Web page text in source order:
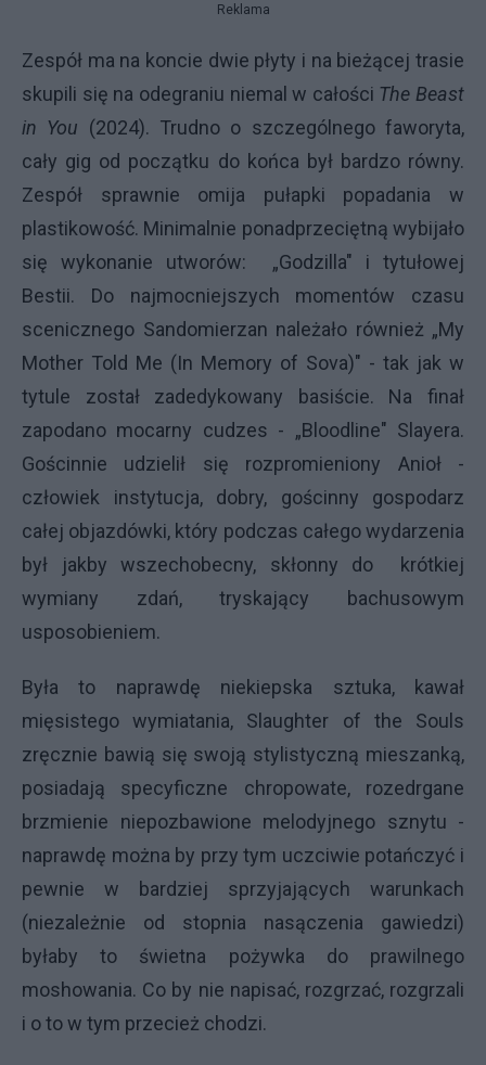
Reklama
Zespół ma na koncie dwie płyty i na bieżącej trasie
skupili się na odegraniu niemal w całości The Beast
in You (2024). Trudno o szczególnego faworyta,
cały gig od początku do końca był bardzo równy.
Zespół sprawnie omija pułapki popadania w
plastikowość. Minimalnie ponadprzeciętną wybijało
się wykonanie utworów: „Godzilla" i tytułowej
Bestii. Do najmocniejszych momentów czasu
scenicznego Sandomierzan należało również „My
Mother Told Me (In Memory of Sova)" - tak jak w
tytule został zadedykowany basiście. Na finał
zapodano mocarny cudzes - „Bloodline" Slayera.
Gościnnie udzielił się rozpromieniony Anioł -
człowiek instytucja, dobry, gościnny gospodarz
całej objazdówki, który podczas całego wydarzenia
był jakby wszechobecny, skłonny do krótkiej
wymiany zdań, tryskający bachusowym
usposobieniem.
Była to naprawdę niekiepska sztuka, kawał
mięsistego wymiatania, Slaughter of the Souls
zręcznie bawią się swoją stylistyczną mieszanką,
posiadają specyficzne chropowate, rozedrgane
brzmienie niepozbawione melodyjnego sznytu -
naprawdę można by przy tym uczciwie potańczyć i
pewnie w bardziej sprzyjających warunkach
(niezależnie od stopnia nasączenia gawiedzi)
byłaby to świetna pożywka do prawilnego
moshowania. Co by nie napisać, rozgrzać, rozgrzali
i o to w tym przecież chodzi.